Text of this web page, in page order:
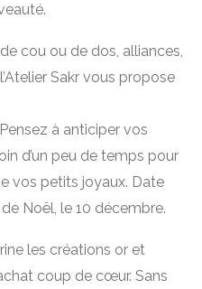
cou ou de dos, alliances,
Sakr vous propose
à anticiper vos
d’un peu de temps pour
vos petits joyaux. Date
Noël, le 10 décembre.
les créations or et
coup de cœur. Sans